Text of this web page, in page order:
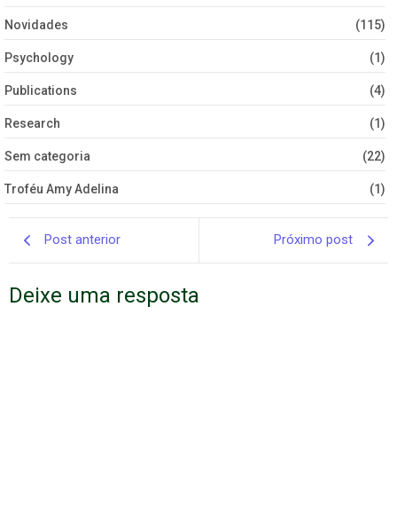
Novidades (115)
Psychology (1)
Publications (4)
Research (1)
Sem categoria (22)
Troféu Amy Adelina (1)
Post anterior Próximo post
Deixe uma resposta